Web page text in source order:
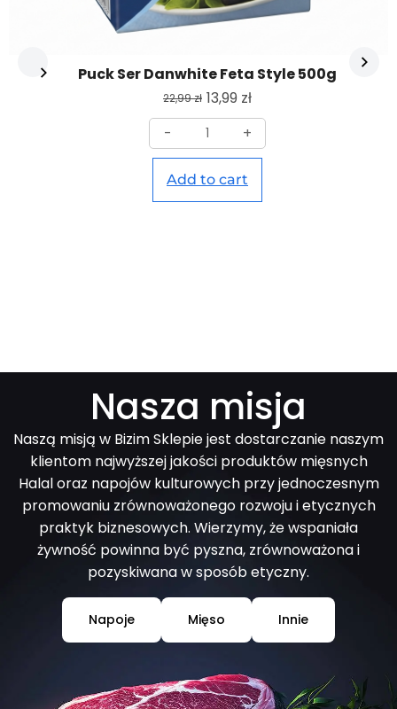
Puck Ser Danwhite Feta Style 500g
22,99zł 13,99 zł
-
+
Add to cart
Nasza misja
Naszą misją w Bizim Sklepie jest dostarczanie naszym
klientom najwyższej jakości produktów mięsnych
Halal oraz napojów kulturowych przy jednoczesnym
promowaniu zrównoważonego rozwoju i etycznych
praktyk biznesowych. Wierzymy, że wspaniała
żywność powinna być pyszna, zrównoważona i
pozyskiwana w sposób etyczny.
Napoje Mięso Innie